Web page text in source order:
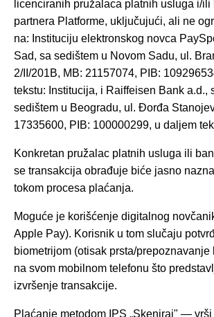
licenciranih pružalaca platnih usluga i/ili
partnera Platforme, uključujući, ali ne
na: Instituciju elektronskog novca
Sad, sa sedištem u Novom Sadu, ul.
2/II/201B, MB: 21157074, PIB:
tekstu: Institucija, i Raiffeisen Bank a.d.,
sedištem u Beogradu, ul. Đorđa
17335600, PIB: 100000299, u daljem
Konkretan pružalac platnih usluga ili
se transakcija obrađuje biće jasno
tokom procesa plaćanja.
Moguće je korišćenje digitalnog
Apple Pay). Korisnik u tom slučaju
biometrijom (otisak prsta/
na svom mobilnom telefonu što
izvršenje transakcije.
Plaćanje metodom IPS „Skeniraj" — vrši